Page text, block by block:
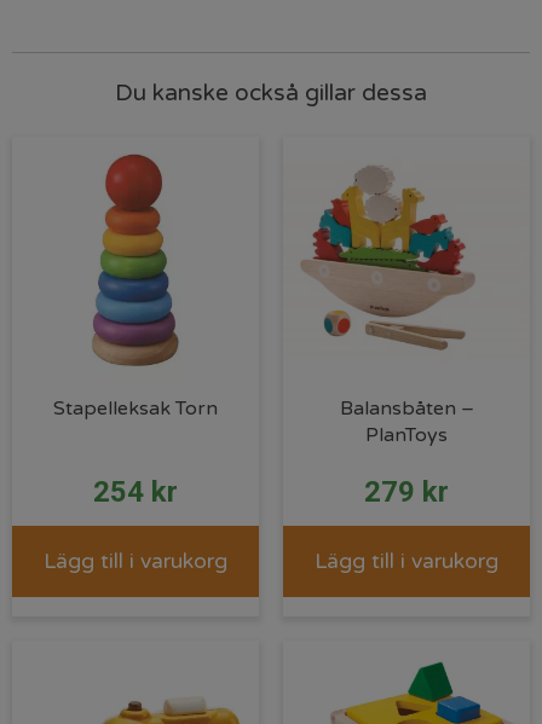
Du kanske också gillar dessa
Stapelleksak Torn
254 kr
Lägg till i varukorg
Balansbåten –
PlanToys
279 kr
Lägg till i varukorg